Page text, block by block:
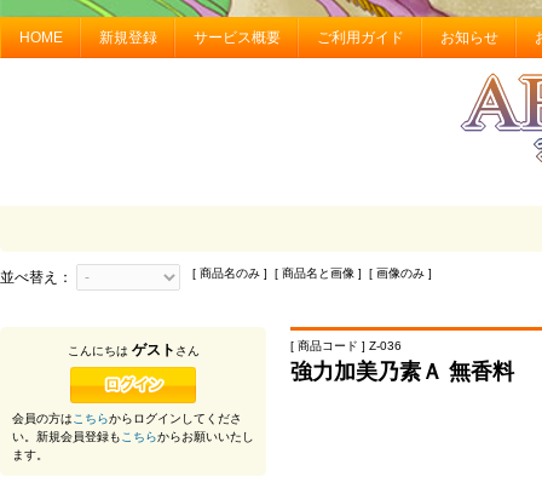
HOME 新規登録 サービス概要 ご利用ガイド お知らせ
並べ替え： [ 商品名のみ ] [ 商品名と画像 ] [ 画像のみ ]
[ 商品コード ] Z-036
強力加美乃素Ａ 無香料
こんにちは ゲスト さん
会員の方はこちらからログインしてくださ
い。新規会員登録もこちらからお願いいたし
ます。